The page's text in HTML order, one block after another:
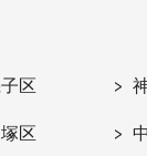
区
区